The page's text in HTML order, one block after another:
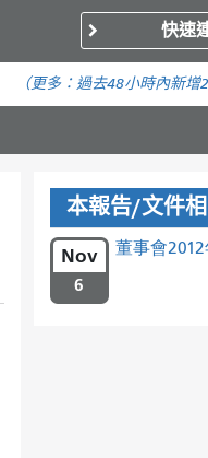
快速
（更多： 過去48小時內新增
本報告/文件
Nov
6
董事會